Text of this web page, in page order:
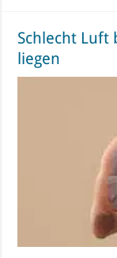
Schlecht Luft
liegen